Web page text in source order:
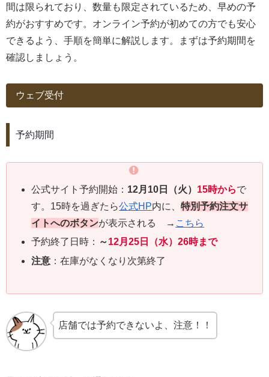
間は限られており、数量も限定されているため、早めの予
約がおすすめです。オンライン予約が初めての方でも安心
できるよう、手順を簡単に解説します。まずは予約期間を
確認しましょう。
ウェブ受付
予約期間
公式サイト予約開始： 12月10日（火） 15時からで
す。15時を過ぎたら公式HP内に、特別予約注文サ
イトへのボタンが表示される → こちら
予約終了日時： ～12月25日（水）26時まで
注意 ：在庫がなくなり次第終了
店舗では予約できないよ、注意！！